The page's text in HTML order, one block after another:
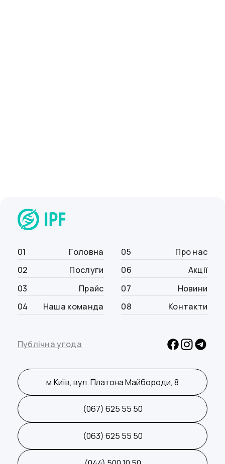
01
Головна
02
Послуги
03
Прайс
04
Наша команда
05
Про нас
06
Акції
07
Новини
08
Контакти
Публічна угода
м.Київ, вул. Платона Майбороди, 8
(067) 625 55 50
(063) 625 55 50